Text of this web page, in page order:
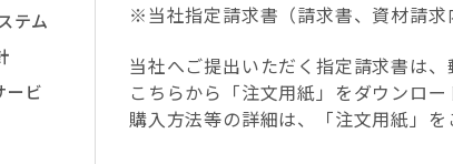
テム
ービ
※当社指定請求書（請求書、資材請求
当社へご提出いただく指定請求書は、
こちらから「注文用紙」をダウンロー
購入方法等の詳細は、「注文用紙」を